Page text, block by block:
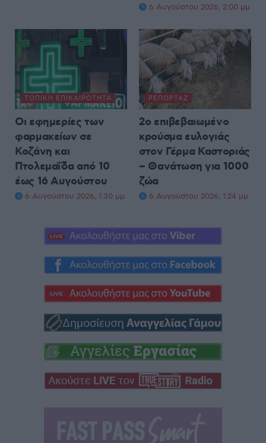
6 Αυγούστου 2026, 2:00 μμ
ΤΟΠΙΚΉ ΕΠΙΚΑΙΡΌΤΗΤΑ
Οι εφημερίες των
φαρμακείων σε
Κοζάνη και
Πτολεμαΐδα από 10
έως 16 Αυγούστου
6 Αυγούστου 2026, 1:30 μμ
ΡΕΠΟΡΤΆΖ
2ο επιβεβαιωμένο
κρούσμα ευλογιάς
στον Γέρμα Καστοριάς
– Θανάτωση για 1000
ζώα
6 Αυγούστου 2026, 1:24 μμ